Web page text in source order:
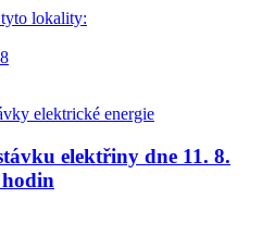
tyto lokality:
elektřiny dne 11. 8.